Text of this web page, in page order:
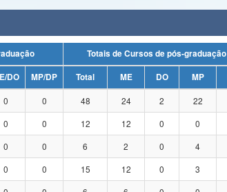
de pós-graduação
Totais de Cursos de pós-graduação
DO MP/DP Total ME DO MP
0 0 48 24 2 22
0 0 12 12 0 0
0 0 6 2 0 4
0 0 15 12 0 3